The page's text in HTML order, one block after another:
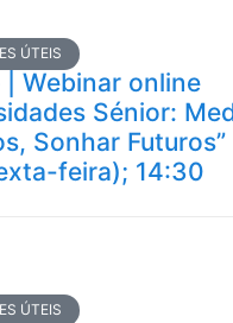
ÚTEIS
Webinar online
Sénior:
Sonhar Futuros”
feira); 14:30
ÚTEIS